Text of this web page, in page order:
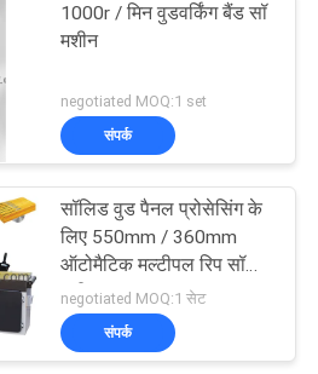
1000r / मिन वुडवर्किंग बैंड सॉ
मशीन
negotiated MOQ:1 set
संपर्क
सॉलिड वुड पैनल प्रोसेसिंग के
लिए 550mm / 360mm
ऑटोमैटिक मल्टीपल रिप सॉ
मशीन
negotiated MOQ:1 सेट
संपर्क